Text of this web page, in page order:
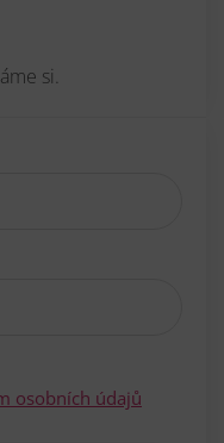
si.
osobních údajů